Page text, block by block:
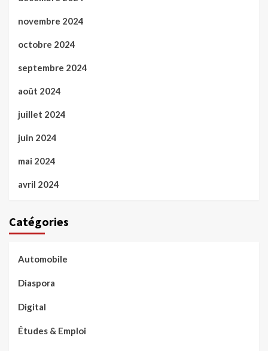
novembre 2024
octobre 2024
septembre 2024
août 2024
juillet 2024
juin 2024
mai 2024
avril 2024
Catégories
Automobile
Diaspora
Digital
Études & Emploi